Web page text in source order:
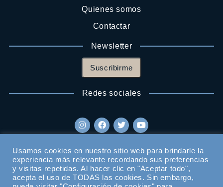
Quienes somos
Contactar
Newsletter
Suscribirme
Redes sociales
Usamos cookies en nuestro sitio web para brindarle la
experiencia más relevante recordando sus preferencias
y visitas repetidas. Al hacer clic en "Aceptar todo",
acepta el uso de TODAS las cookies. Sin embargo,